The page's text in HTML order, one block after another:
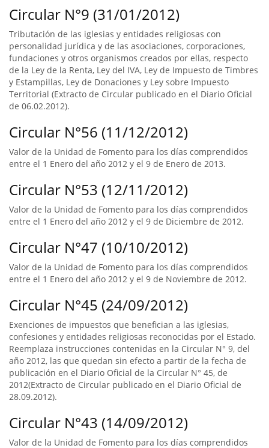
Circular N°9 (31/01/2012)
Tributación de las iglesias y entidades religiosas con
personalidad jurídica y de las asociaciones, corporaciones,
fundaciones y otros organismos creados por ellas, respecto
de la Ley de la Renta, Ley del IVA, Ley de Impuesto de Timbres
y Estampillas, Ley de Donaciones y Ley sobre Impuesto
Territorial (Extracto de Circular publicado en el Diario Oficial
de 06.02.2012).
Circular N°56 (11/12/2012)
Valor de la Unidad de Fomento para los días comprendidos
entre el 1 Enero del año 2012 y el 9 de Enero de 2013.
Circular N°53 (12/11/2012)
Valor de la Unidad de Fomento para los días comprendidos
entre el 1 Enero del año 2012 y el 9 de Diciembre de 2012.
Circular N°47 (10/10/2012)
Valor de la Unidad de Fomento para los días comprendidos
entre el 1 Enero del año 2012 y el 9 de Noviembre de 2012.
Circular N°45 (24/09/2012)
Exenciones de impuestos que benefician a las iglesias,
confesiones y entidades religiosas reconocidas por el Estado.
Reemplaza instrucciones contenidas en la Circular N° 9, del
año 2012, las que quedan sin efecto a partir de la fecha de
publicación en el Diario Oficial de la Circular N° 45, de
2012(Extracto de Circular publicado en el Diario Oficial de
28.09.2012).
Circular N°43 (14/09/2012)
Valor de la Unidad de Fomento para los días comprendidos